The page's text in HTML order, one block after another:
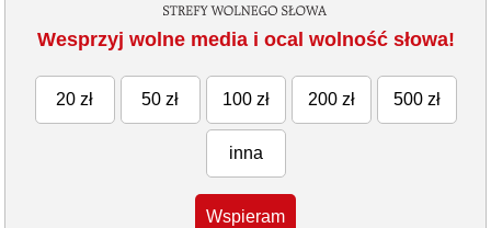
Wesprzyj wolne media i ocal wolność słowa!
20 zł 50 zł 100 zł 200 zł 500 zł
inna
Wspieram